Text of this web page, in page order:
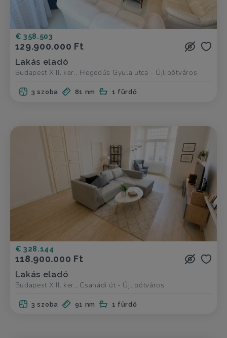
€ 358.503
129.900.000 Ft
Lakás eladó
Budapest XIII. ker., Hegedűs Gyula utca - Újlipótváros
3 szoba 81 nm 1 fürdő
€ 328.144
118.900.000 Ft
Lakás eladó
Budapest XIII. ker., Csanádi út - Újlipótváros
3 szoba 91 nm 1 fürdő